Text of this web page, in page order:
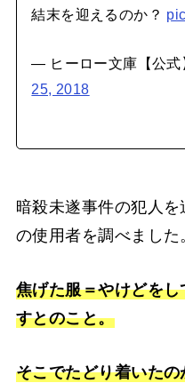
結末を迎えるのか？
— ヒーロー文庫【公式
25, 2018
暗殺未遂事件の犯人
の使用者を調べました
焦げた服＝やけどを
すとのこと。
そこでたどり着いた